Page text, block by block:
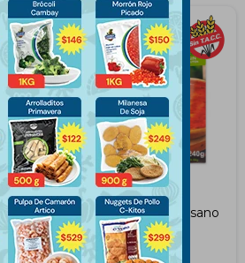
Pizza Con Salsa Celisano
240Grs
$ 179